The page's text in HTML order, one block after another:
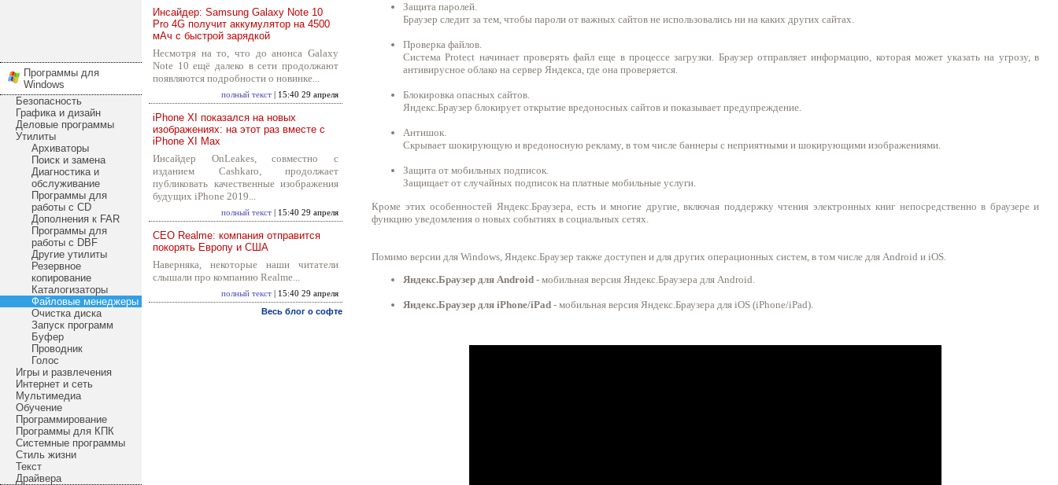
Программы для
Windows
Безопасность
Графика и дизайн
Деловые программы
Утилиты
Архиваторы
Поиск и замена
Диагностика и
обслуживание
Программы для
работы с CD
Дополнения к FAR
Программы для
работы с DBF
Другие утилиты
Резервное
копирование
Каталогизаторы
Файловые менеджеры
Очистка диска
Запуск программ
Буфер
Проводник
Голос
Игры и развлечения
Интернет и сеть
Мультимедиа
Обучение
Программирование
Программы для КПК
Системные программы
Стиль жизни
Текст
Драйвера
Инсайдер: Samsung Galaxy Note 10
Pro 4G получит аккумулятор на 4500
мАч с быстрой зарядкой
Несмотря на то, что до анонса Galaxy
Note 10 ещё далеко в сети продолжают
появляются подробности о новинке...
полный текст | 15:40 29 апреля
iPhone XI показался на новых
изображениях: на этот раз вместе с
iPhone XI Max
Инсайдер OnLeakes, совместно с
изданием Cashkaro, продолжает
публиковать качественные изображения
будущих iPhone 2019...
полный текст | 15:40 29 апреля
CEO Realme: компания отправится
покорять Европу и США
Наверняка, некоторые наши читатели
слышали про компанию Realme...
полный текст | 15:40 29 апреля
Весь блог о софте
Защита паролей.
Браузер следит за тем, чтобы пароли от важных сайтов не использовались ни на каких других сайтах.
Проверка файлов.
Система Protect начинает проверять файл еще в процессе загрузки. Браузер отправляет информацию, которая может указать на угрозу, в
антивирусное облако на сервер Яндекса, где она проверяется.
Блокировка опасных сайтов.
Яндекс.Браузер блокирует открытие вредоносных сайтов и показывает предупреждение.
Антишок.
Скрывает шокирующую и вредоносную рекламу, в том числе баннеры с неприятными и шокирующими изображениями.
Защита от мобильных подписок.
Защищает от случайных подписок на платные мобильные услуги.
Кроме этих особенностей Яндекс.Браузера, есть и многие другие, включая поддержку чтения электронных книг непосредственно в браузере и
функцию уведомления о новых событиях в социальных сетях.
Помимо версии для Windows, Яндекс.Браузер также доступен и для других операционных систем, в том числе для Android и iOS.
Яндекс.Браузер для Android - мобильная версия Яндекс.Браузера для Android.
Яндекс.Браузер для iPhone/iPad - мобильная версия Яндекс.Браузера для iOS (iPhone/iPad).